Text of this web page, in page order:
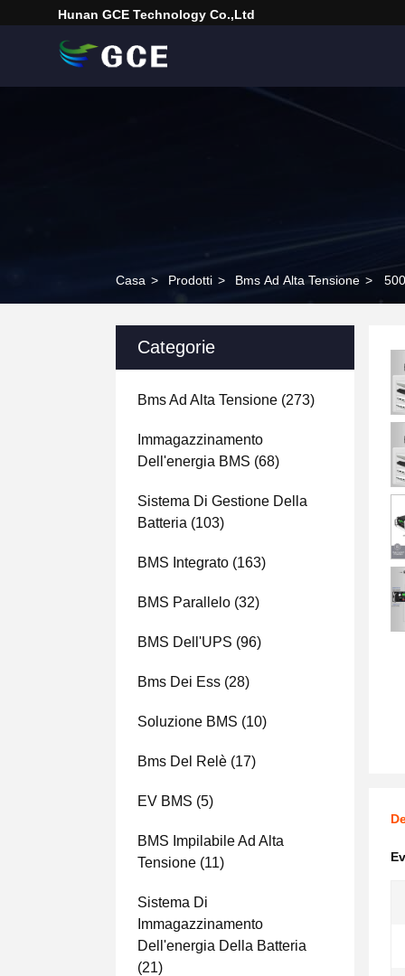
Hunan GCE Technology Co.,Ltd
Casa > Prodotti > Bms Ad Alta Tensione >
Categorie
Bms Ad Alta Tensione (273)
Immagazzinamento
Dell'energia BMS (68)
Sistema Di Gestione Della
Batteria (103)
BMS Integrato (163)
BMS Parallelo (32)
BMS Dell'UPS (96)
Bms Dei Ess (28)
Soluzione BMS (10)
Bms Del Relè (17)
EV BMS (5)
BMS Impilabile Ad Alta
Tensione (11)
Sistema Di
Immagazzinamento
Dell'energia Della Batteria
(21)